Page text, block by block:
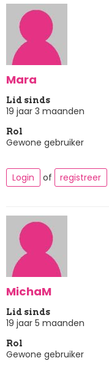
Mara
Lid sinds
19 jaar 3 maanden
Rol
Gewone gebruiker
Login of registreer
MichaM
Lid sinds
19 jaar 5 maanden
Rol
Gewone gebruiker